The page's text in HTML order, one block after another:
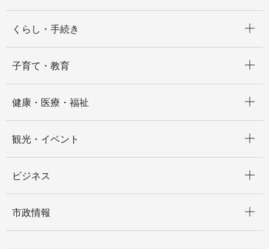
くらし・手続き
子育て・教育
健康・医療・福祉
観光・イベント
ビジネス
市政情報